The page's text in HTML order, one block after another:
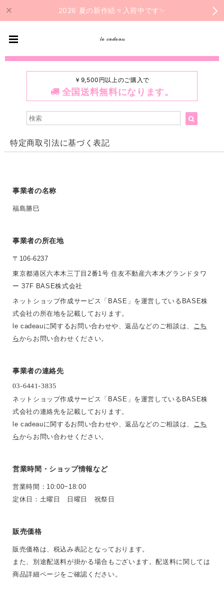
2026 夏の新作続々入荷中です✨
le cadeau
￥9,500円以上のご購入で
全国送料無料になります。
特定商取引法に基づく表記
事業者の名称
福島勝巳
事業者の所在地
〒106-6237
東京都港区六本木三丁目2番1号 住友不動産六本木グランドタワ
ー 37F BASE株式会社
ネットショップ作成サービス「BASE」を運営しているBASE株
式会社の所在地を記載しております。
le cadeauに関するお問い合わせや、返品などのご相談は、 こち
らからお問い合わせください。
事業者の連絡先
ネットショップ作成サービス「BASE」を運営しているBASE株
式会社の連絡先を記載しております。
le cadeauに関するお問い合わせや、返品などのご相談は、 こち
らからお問い合わせください。
営業時間・ショップ情報など
営業時間：10:00~18:00
定休日：土曜日 日曜日 祝祭日
販売価格
販売価格は、税込み表記となっております。
また、別途配送料が掛かる場合もございます。配送料に関しては
商品詳細ページをご確認ください。